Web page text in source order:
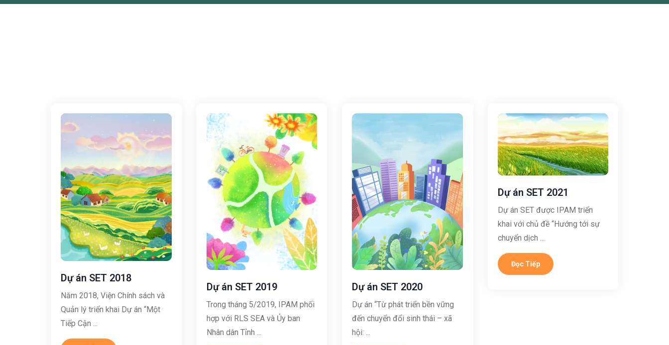
Dự án SET 2018
Năm 2018, Viện Chính sách và
Quản lý triển khai Dự án “Một
Tiếp Cận ...
Dự án SET 2019
Trong tháng 5/2019, IPAM phối
hợp với RLS SEA và Ủy ban
Nhân dân Tỉnh ...
Dự án SET 2020
Dự án “Từ phát triển bền vững
đến chuyển đổi sinh thái – xã
hội: ...
Dự án SET 2021
Dự án SET được IPAM triển
khai với chủ đề “Hướng tới sự
chuyển dịch ...
Đọc Tiếp